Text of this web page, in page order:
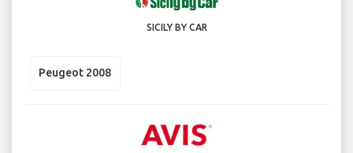
SICILY BY CAR
Peugeot 2008